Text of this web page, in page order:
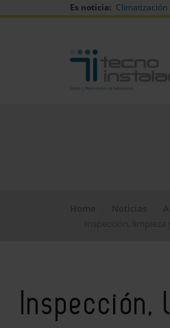
Es noticia: Climatización
Inspección, limpieza